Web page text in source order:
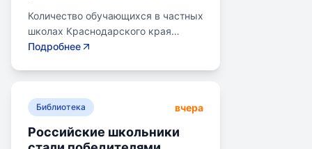
Количество обучающихся в частных
школах Краснодарского края
выросло на 38% за последние пять
детей. Рост популярности частного
качеством услуг, индивидуальным
Подробнее
Библиотека вчера
Российские школьники